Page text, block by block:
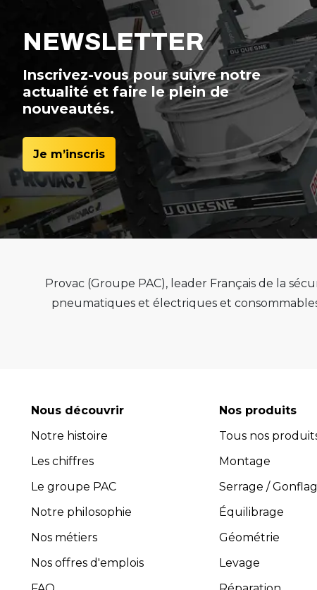
NEWSLETTER
Inscrivez-vous pour suivre notre
actualité et faire le plein de
nouveautés.
Je m’inscris
Provac (Groupe PAC), leader Français de la
pneumatiques et électriques et
de qualité, de
optimiser l'efficacité et la productivité de
Avec plus de 45 ans d’expérience,
l’installation et la maintenance des
composée de professionnels expérimentés
guider dans le choix des équipements les
Toutes les activités, y compris
Nous découvrir
Notre histoire
Les chiffres
Le groupe PAC
Notre philosophie
Nos métiers
Nos offres d'emplois
Nos produits
Tous nos
Montage
Serrage /
Équilibrage
Géométrie
Levage